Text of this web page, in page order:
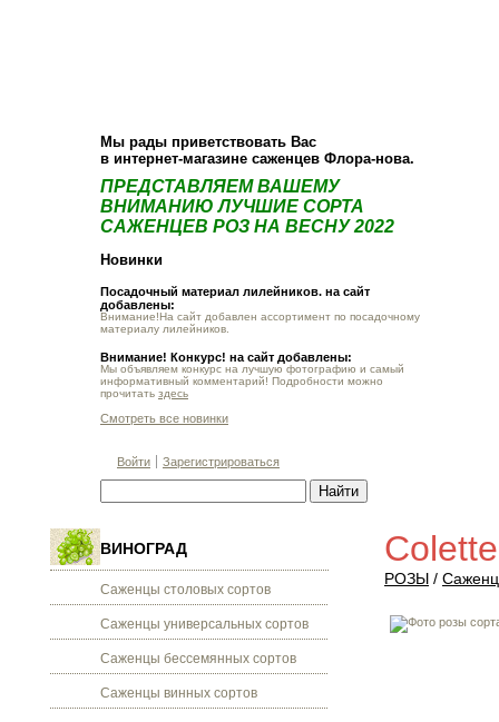
Мы рады приветствовать Вас
в интернет-магазине саженцев Флора-нова.
ПРЕДСТАВЛЯЕМ ВАШЕМУ
ВНИМАНИЮ ЛУЧШИЕ СОРТА
САЖЕНЦЕВ РОЗ НА ВЕСНУ 2022
Новинки
Посадочный материал лилейников. на сайт
добавлены:
Внимание!На сайт добавлен ассортимент по посадочному
материалу лилейников.
Внимание! Конкурс! на сайт добавлены:
Мы объявляем конкурс на лучшую фотографию и самый
информативный комментарий! Подробности можно
прочитать здесь
Смотреть все новинки
Войти Зарегистрироваться
ВИНОГРАД
Саженцы столовых сортов
Саженцы универсальных сортов
Саженцы бессемянных сортов
Саженцы винных сортов
РОЗЫ /